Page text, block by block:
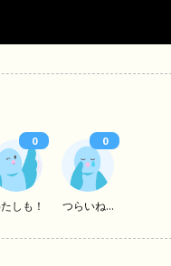
しも！ つらいね...
0 0